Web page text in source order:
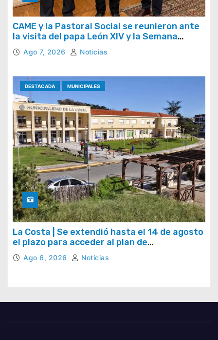
CAME y la Pastoral Social se reunieron ante
la visita del papa León XIV y la Semana
Social 2026
Ago 7, 2026 Noticias
DESTACADA MUNICIPALES
La Costa | Se extendió hasta el 14 de agosto
el plazo para acceder al plan de
regularización de tasas municipales
Ago 6, 2026 Noticias